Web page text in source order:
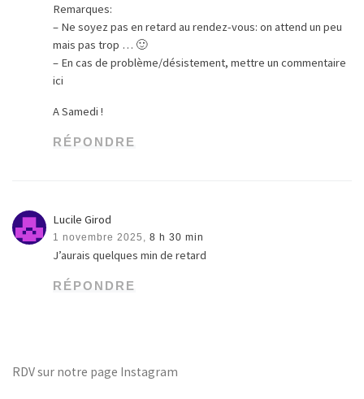
Remarques:
– Ne soyez pas en retard au rendez-vous: on attend un peu
mais pas trop … 🙂
– En cas de problème/désistement, mettre un commentaire
ici
A Samedi !
RÉPONDRE
Lucile Girod
1 novembre 2025, 8 h 30 min
J’aurais quelques min de retard
RÉPONDRE
RDV sur notre page Instagram